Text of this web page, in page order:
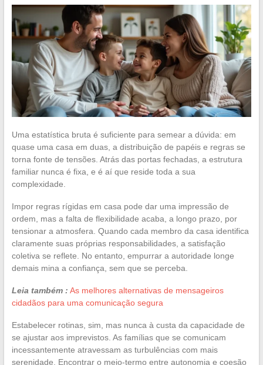
Uma estatística bruta é suficiente para semear a dúvida: em
quase uma casa em duas, a distribuição de papéis e regras se
torna fonte de tensões. Atrás das portas fechadas, a estrutura
familiar nunca é fixa, e é aí que reside toda a sua
complexidade.
Impor regras rígidas em casa pode dar uma impressão de
ordem, mas a falta de flexibilidade acaba, a longo prazo, por
tensionar a atmosfera. Quando cada membro da casa identifica
claramente suas próprias responsabilidades, a satisfação
coletiva se reflete. No entanto, empurrar a autoridade longe
demais mina a confiança, sem que se perceba.
Leia também : As melhores alternativas de mensageiros
cidadãos para uma comunicação segura
Estabelecer rotinas, sim, mas nunca à custa da capacidade de
se ajustar aos imprevistos. As famílias que se comunicam
incessantemente atravessam as turbulências com mais
serenidade. Encontrar o meio-termo entre autonomia e coesão